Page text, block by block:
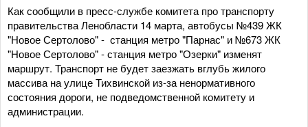
Как сообщили в пресс-службе комитета про транспорту
правительства Ленобласти 14 марта, автобусы №439 ЖК
"Новое Сертолово" - станция метро "Парнас" и №673 ЖК
"Новое Сертолово" - станция метро "Озерки" изменят
маршрут. Транспорт не будет заезжать вглубь жилого
массива на улице Тихвинской из-за ненормативного
состояния дороги, не подведомственной комитету и
администрации.